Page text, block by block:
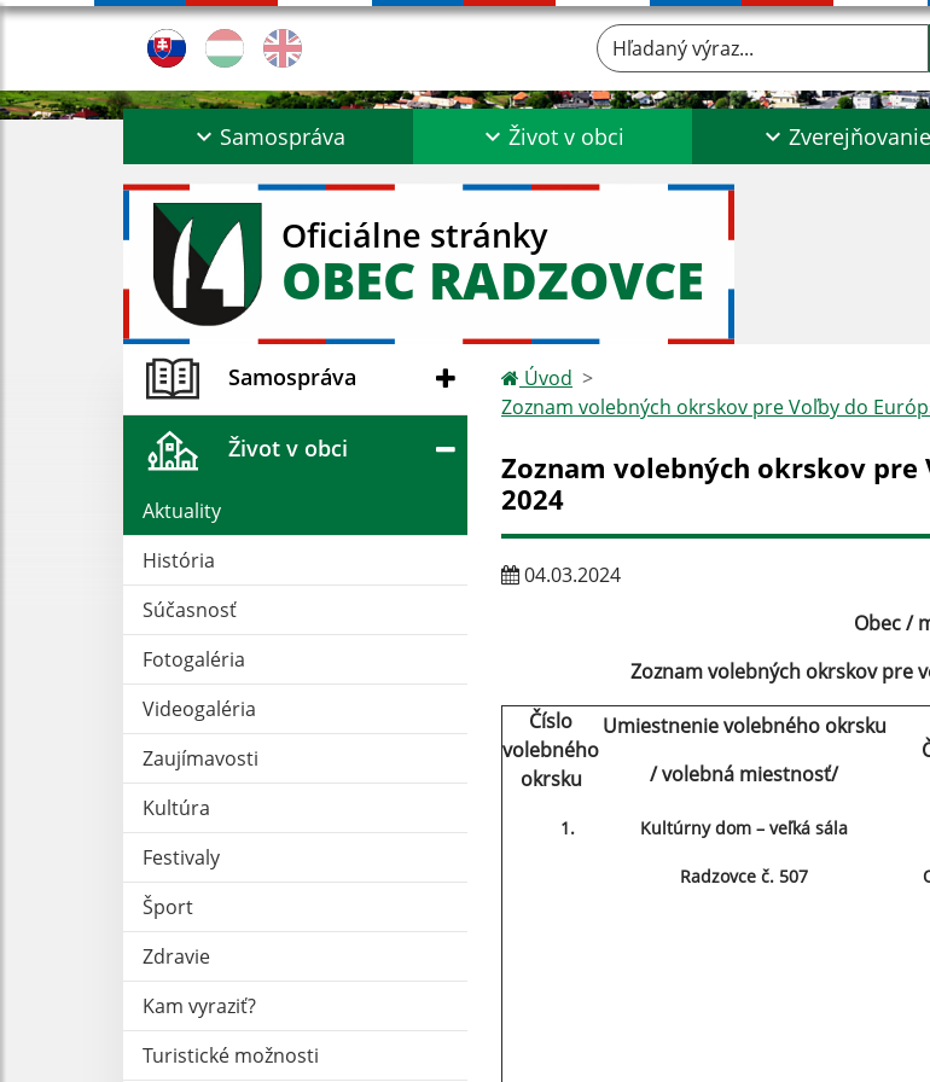
Hľadaný výraz...
Samospráva Život v obci Zverejňovanie
Oficiálne stránky
OBEC RADZOVCE
Samospráva
Život v obci
Aktuality
História
Súčasnosť
Fotogaléria
Videogaléria
Zaujímavosti
Kultúra
Festivaly
Šport
Zdravie
Kam vyraziť?
Turistické možnosti
Úvod
Zoznam volebných okrskov pre Voľby do
Zoznam volebných okrskov
2024
04.03.2024
Obec /
Zoznam volebných okrskov pre
Číslo
volebného
okrsku
Umiestnenie volebného okrsku
/ volebná miestnosť/
1. Kultúrny dom – veľká sála
Radzovce č. 507